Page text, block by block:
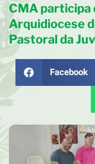
CMA participa
Arquidiocese
Pastoral da
Facebook